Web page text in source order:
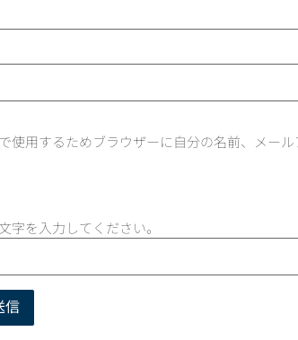
使用するためブラウザーに自分の名前、メー
字を入力してください。